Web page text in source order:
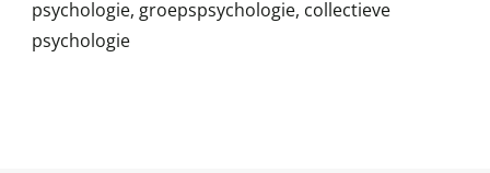
psychologie, groepspsychologie, collectieve
psychologie